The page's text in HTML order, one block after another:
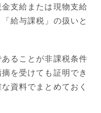
支給または現物支給
給与課税」の扱いと
ることが非課税条件
を受けても証明でき
資料でまとめておく